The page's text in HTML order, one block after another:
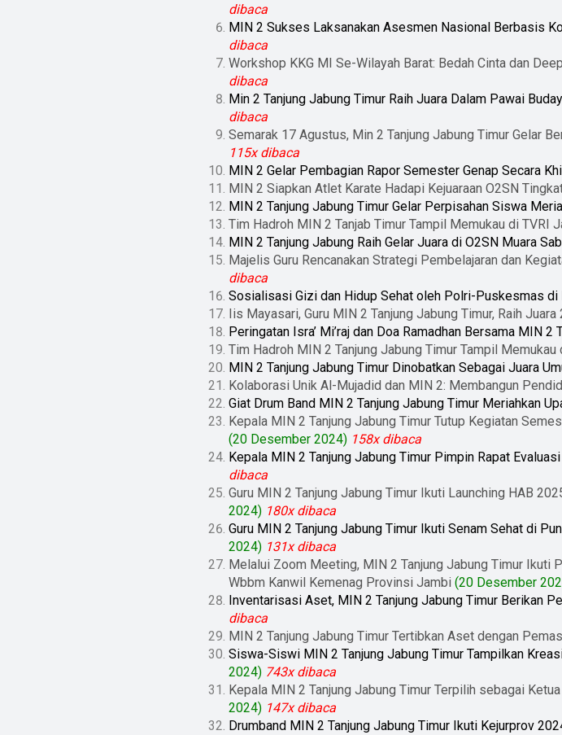
dibaca
MIN 2 Sukses Laksanakan Asesmen Nasional Berbasis
dibaca
Workshop KKG MI Se-Wilayah Barat: Bedah Cinta dan
dibaca
Min 2 Tanjung Jabung Timur Raih Juara Dalam Pawai
dibaca
Semarak 17 Agustus, Min 2 Tanjung Jabung Timur Gelar
115x dibaca
MIN 2 Gelar Pembagian Rapor Semester Genap Secara
MIN 2 Siapkan Atlet Karate Hadapi Kejuaraan O2SN
MIN 2 Tanjung Jabung Timur Gelar Perpisahan Siswa
Tim Hadroh MIN 2 Tanjab Timur Tampil Memukau di TVRI
MIN 2 Tanjung Jabung Raih Gelar Juara di O2SN Muara
Majelis Guru Rencanakan Strategi Pembelajaran dan
dibaca
Sosialisasi Gizi dan Hidup Sehat oleh Polri-Puskesmas di
Iis Mayasari, Guru MIN 2 Tanjung Jabung Timur, Raih
Peringatan Isra’ Mi’raj dan Doa Ramadhan Bersama MIN 2
Tim Hadroh MIN 2 Tanjung Jabung Timur Tampil
MIN 2 Tanjung Jabung Timur Dinobatkan Sebagai Juara
Kolaborasi Unik Al-Mujadid dan MIN 2: Membangun
Giat Drum Band MIN 2 Tanjung Jabung Timur Meriahkan
Kepala MIN 2 Tanjung Jabung Timur Tutup Kegiatan
(20 Desember 2024) 158x dibaca
Kepala MIN 2 Tanjung Jabung Timur Pimpin Rapat
dibaca
Guru MIN 2 Tanjung Jabung Timur Ikuti Launching HAB
2024) 180x dibaca
Guru MIN 2 Tanjung Jabung Timur Ikuti Senam Sehat di
2024) 131x dibaca
Melalui Zoom Meeting, MIN 2 Tanjung Jabung Timur Ikuti
Wbbm Kanwil Kemenag Provinsi Jambi (20 Desember
Inventarisasi Aset, MIN 2 Tanjung Jabung Timur Berikan
dibaca
MIN 2 Tanjung Jabung Timur Tertibkan Aset dengan
Siswa-Siswi MIN 2 Tanjung Jabung Timur Tampilkan
2024) 743x dibaca
Kepala MIN 2 Tanjung Jabung Timur Terpilih sebagai
2024) 147x dibaca
Drumband MIN 2 Tanjung Jabung Timur Ikuti Kejurprov